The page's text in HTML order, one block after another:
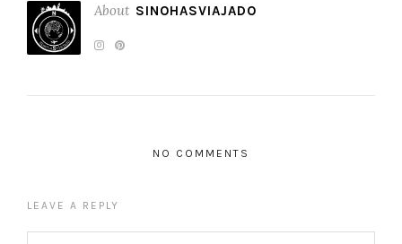
About SINOHASVIAJADO
NO COMMENTS
LEAVE A REPLY